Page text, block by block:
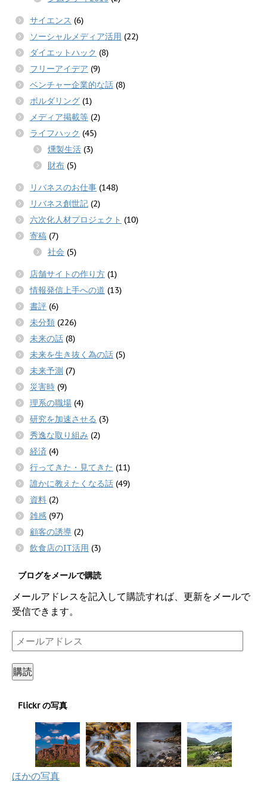
サイエンス (6)
ソーシャルメディア活用 (22)
ダイエットハック (8)
フリーアイデア (9)
ベンチャー企業的な話 (8)
ボルダリング (1)
メディア掲載等 (2)
ライフハック (45)
燻製生活 (3)
財布 (5)
リバネスのお仕事 (148)
リバネス創世記 (2)
六次化人材プロジェクト (10)
寄稿 (7)
社会 (5)
店舗サイトの作り方 (1)
情報発信上手への道 (13)
書評 (6)
未分類 (226)
未来の話 (8)
未来を生き抜く為の話 (5)
未来予測 (7)
災害時 (9)
理系の職場 (4)
研究を加速させる (3)
秀逸な取り組み (2)
経済 (4)
行ってきた・見てきた (11)
誰かに教えたくなる話 (49)
資料 (2)
雑感 (97)
顧客の誘導 (2)
飲食店のIT活用 (3)
ブログをメールで購読
メールアドレスを記入して購読すれば、更新をメールで
受信できます。
メ
ー
ル
ア
レ
購読
Flickr の写真
ほかの写真